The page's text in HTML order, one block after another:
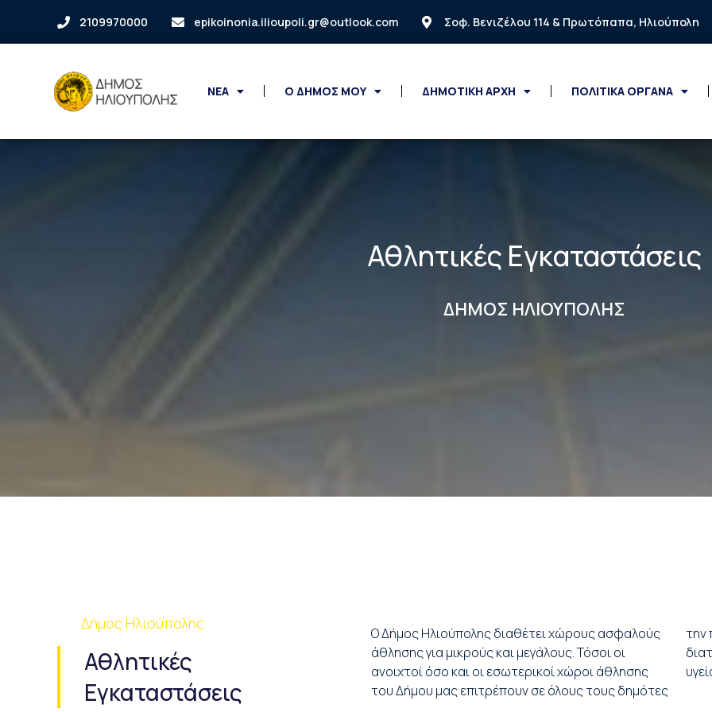
2109970000 epikoinonia.ilioupoli.gr@outlook.com Σοφ. Βενιζέλου 114 & Πρωτόπαπα, Ηλιούπολη
ΝΕΑ Ο ΔΗΜΟΣ ΜΟΥ ΔΗΜΟΤΙΚΗ ΑΡΧΗ ΠΟΛΙΤΙΚΑ ΟΡΓΑΝΑ
Αθλητικές Εγκαταστάσεις
ΔΗΜΟΣ ΗΛΙΟΥΠΟΛΗΣ
Δήμος Ηλιούπολης
Αθλητικές
Εγκαταστάσεις
Ο Δήμος Ηλιούπολης διαθέτει χώρους ασφαλούς
άθλησης για μικρούς και μεγάλους. Τόσοι οι
ανοιχτοί όσο και οι εσωτερικοί χώροι άθλησης
του Δήμου μας επιτρέπουν σε όλους τους δημότες
την πρόσβαση στον αθλητισμό, με στόχο τη
διατήρηση μίας καλής σωματικής και ψυχικής